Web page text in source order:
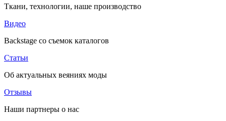
Ткани, технологии, наше производство
Видео
Backstage со съемок каталогов
Статьи
Об актуальных веяниях моды
Отзывы
Наши партнеры о нас